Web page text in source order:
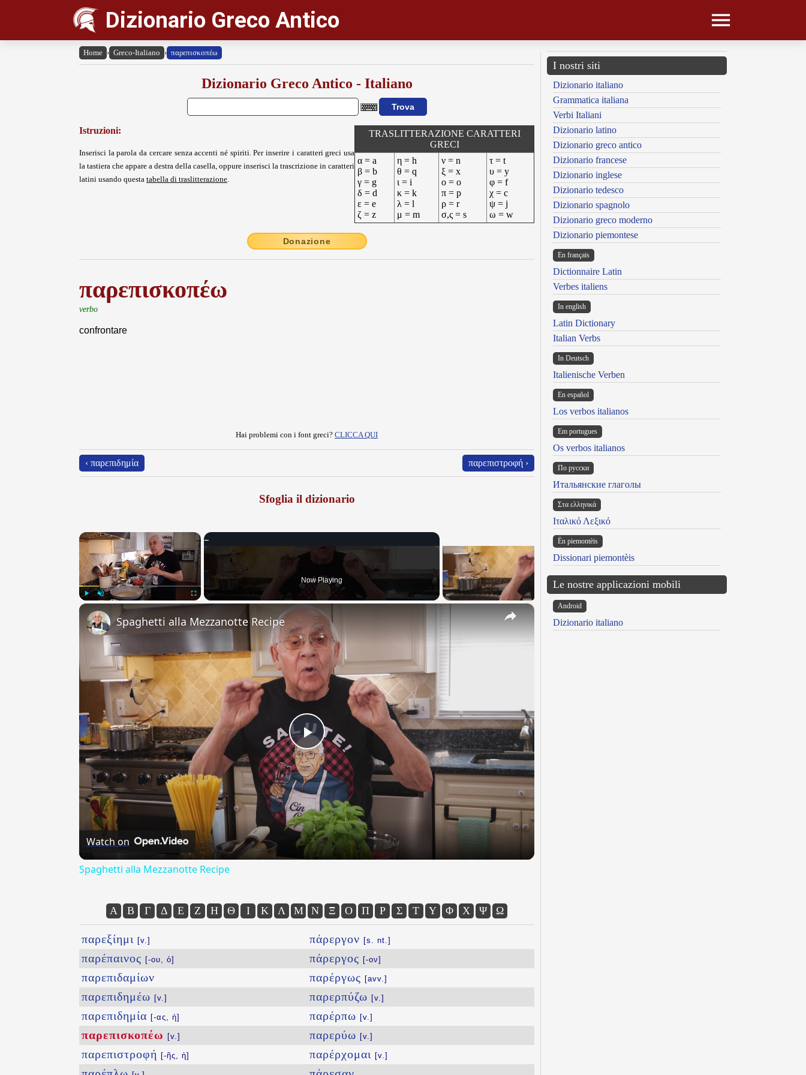
Dizionario Greco Antico
Home › Greco-Italiano › παρεπισκοπέω
Dizionario Greco Antico - Italiano
Istruzioni:
Inserisci la parola da cercare senza accenti né spiriti. Per inserire i caratteri greci usa
la tastiera che appare a destra della casella, oppure inserisci la trascrizione in caratteri
latini usando questa tabella di traslitterazione.
TRASLITTERAZIONE CARATTERI
GRECI
α = a
β = b
γ = g
δ = d
ε = e
ζ = z
η = h
θ = q
ι = i
κ = k
λ = l
μ = m
ν = n
ξ = x
ο = o
π = p
ρ = r
σ,ς = s
τ = t
υ = y
φ = f
χ = c
ψ = j
ω = w
Donazione
παρεπισκοπέω
verbo
confrontare
Hai problemi con i font greci? CLICCA QUI
‹ παρεπιδημία παρεπιστροφή ›
Sfoglia il dizionario
×
Fullscreen
Now Playing
×
Play
Video
Spaghetti alla Mezzanotte Recipe
Watch on
Spaghetti alla Mezzanotte Recipe
Α Β Γ Δ Ε Ζ Η Θ Ι Κ Λ Μ Ν Ξ Ο Π Ρ Σ Τ Υ Φ Χ Ψ Ω
παρεξίημι [v.]
παρέπαινος [-ου, ὁ]
παρεπιδαμίων
παρεπιδημέω [v.]
παρεπιδημία [-ας, ἡ]
παρεπισκοπέω [v.]
παρεπιστροφή [-ῆς, ἡ]
πάρεργον [s. nt.]
πάρεργος [-ον]
παρέργως [avv.]
παρερπύζω [v.]
παρέρπω [v.]
παρερύω [v.]
παρέρχομαι [v.]
I nostri siti
Dizionario italiano
Grammatica italiana
Verbi Italiani
Dizionario latino
Dizionario greco antico
Dizionario francese
Dizionario inglese
Dizionario tedesco
Dizionario spagnolo
Dizionario greco moderno
Dizionario piemontese
En français
Dictionnaire Latin
Verbes italiens
In english
Latin Dictionary
Italian Verbs
In Deutsch
Italienische Verben
En español
Los verbos italianos
Em portugues
Os verbos italianos
По русски
Итальянские глаголы
Στα ελληνικά
Ιταλικό Λεξικό
Ën piemontèis
Dissionari piemontèis
Le nostre applicazioni mobili
Android
Dizionario italiano